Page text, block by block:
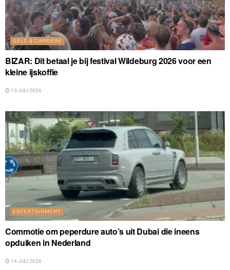
GELD & CARRIÈRE
BIZAR: Dit betaal je bij festival Wildeburg 2026 voor een
kleine ijskoffie
15 JULI 2026
ENTERTAINMENT
Commotie om peperdure auto’s uit Dubai die ineens
opduiken in Nederland
14 JULI 2026